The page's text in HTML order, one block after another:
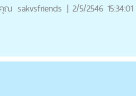
ณ sakvsfriends | 2/5/2546 15:34:01